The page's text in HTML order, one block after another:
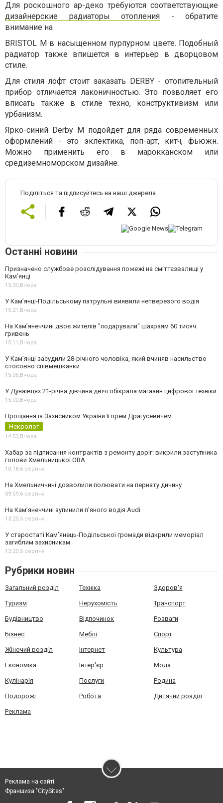
Для роскошного ар-деко требуются соответствующие
дизайнерские радиаторы отопления - обратите
внимание на
BRISTOL M в насыщенном пурпурном цвете. Подобный
радиатор также впишется в интерьер в дворцовом
стиле.
Для стиля лофт стоит заказать DERBY - отопительный
прибор отличается лаконичностью. Это позволяет его
вписать также в стиле техно, конструктивизм или
урбанизм.
Ярко-синий Derby M подойдет для ряда современных
оформлений - это эклектика, поп-арт, китч, фьюжн.
Можно применить его в марокканском или
средиземноморском дизайне.
Поділіться та підписуйтесь на наші джерела
Останні новини
Призначено службове розслідування пожежі на сміттєзвалищі у
Кам’янці
15:30,Вчора
У Кам’янці-Подільському патрульні виявили нетверезого водія
15:21,Вчора
На Камʼянеччині двоє жителів "подарували" шахраям 60 тисяч
гривень
15:11,Вчора
У Камʼянці засудили 28-річного чоловіка, який вчиняв насильство
стосовно співмешканки
15:06,Вчора
У Дунаївцях 21-річна дівчина двічі обікрала магазин цифрової техніки
15:00,Вчора
Прощання із Захисником України Ігорем Драгусевичем
Некролог
14:53,Вчора
Хабар за підписання контрактів з ремонту доріг: викрили заступника
голови Хмельницької ОВА
10:18,6 серпня
На Хмельниччині дозволили полювати на пернату дичину
09:59,6 серпня
На Камʼянеччині зупинили п'яного водія Audi
13:20,5 серпня
У старостаті Кам’янець-Подільської громади відкрили меморіал
загиблим захисникам
12:20,5 серпня
Рубрики новин
Загальний розділ Техніка Здоров'я
Туризм Нерухомість Транспорт
Будівництво Відпочинок Розваги
Бізнес Меблі Спорт
Жіночий розділ Інтернет Культура
Економіка Інтер'єр Мода
Кулінарія Послуги Родина
Подорожі Робота Дитячий розділ
Реклама
Реклама на сайті
Франшиза "CitySites"